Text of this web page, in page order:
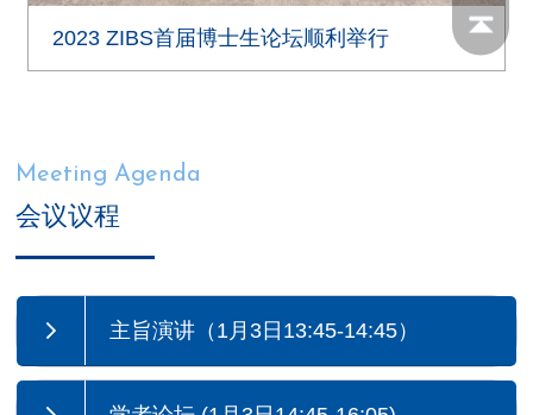
2023 ZIBS首届博士生论坛顺利举行
Meeting Agenda
会议议程
主旨演讲（1月3日13:45-14:45）